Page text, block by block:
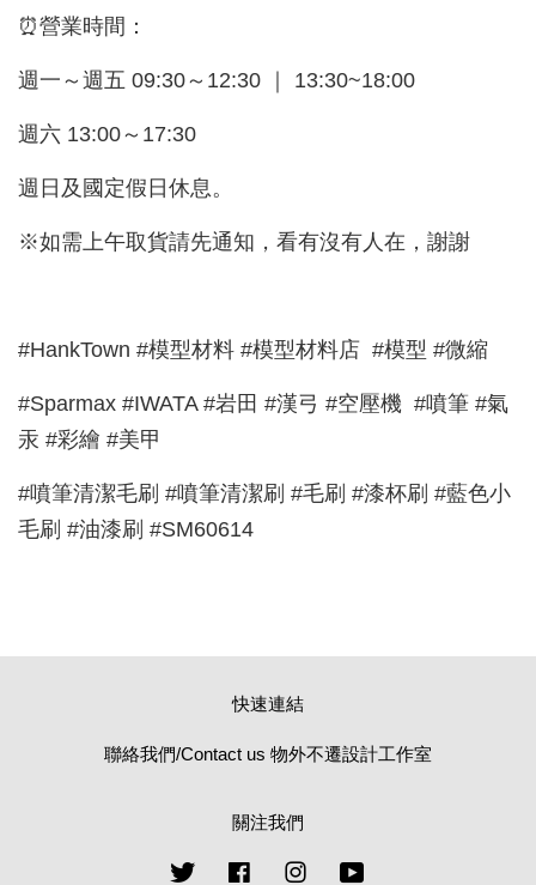
⏰營業時間：
週一～週五 09:30～12:30 ｜ 13:30~18:00
週六 13:00～17:30
週日及國定假日休息。
※如需上午取貨請先通知，看有沒有人在，謝謝
#HankTown #模型材料 #模型材料店 #模型 #微縮
#Sparmax #IWATA #岩田 #漢弓 #空壓機 #噴筆 #氣
汞 #彩繪 #美甲
#噴筆清潔毛刷 #噴筆清潔刷 #毛刷 #漆杯刷 #藍色小
毛刷 #油漆刷 #SM60614
快速連結
聯絡我們/Contact us 物外不遷設計工作室
關注我們
Twitter FacebookInstagram